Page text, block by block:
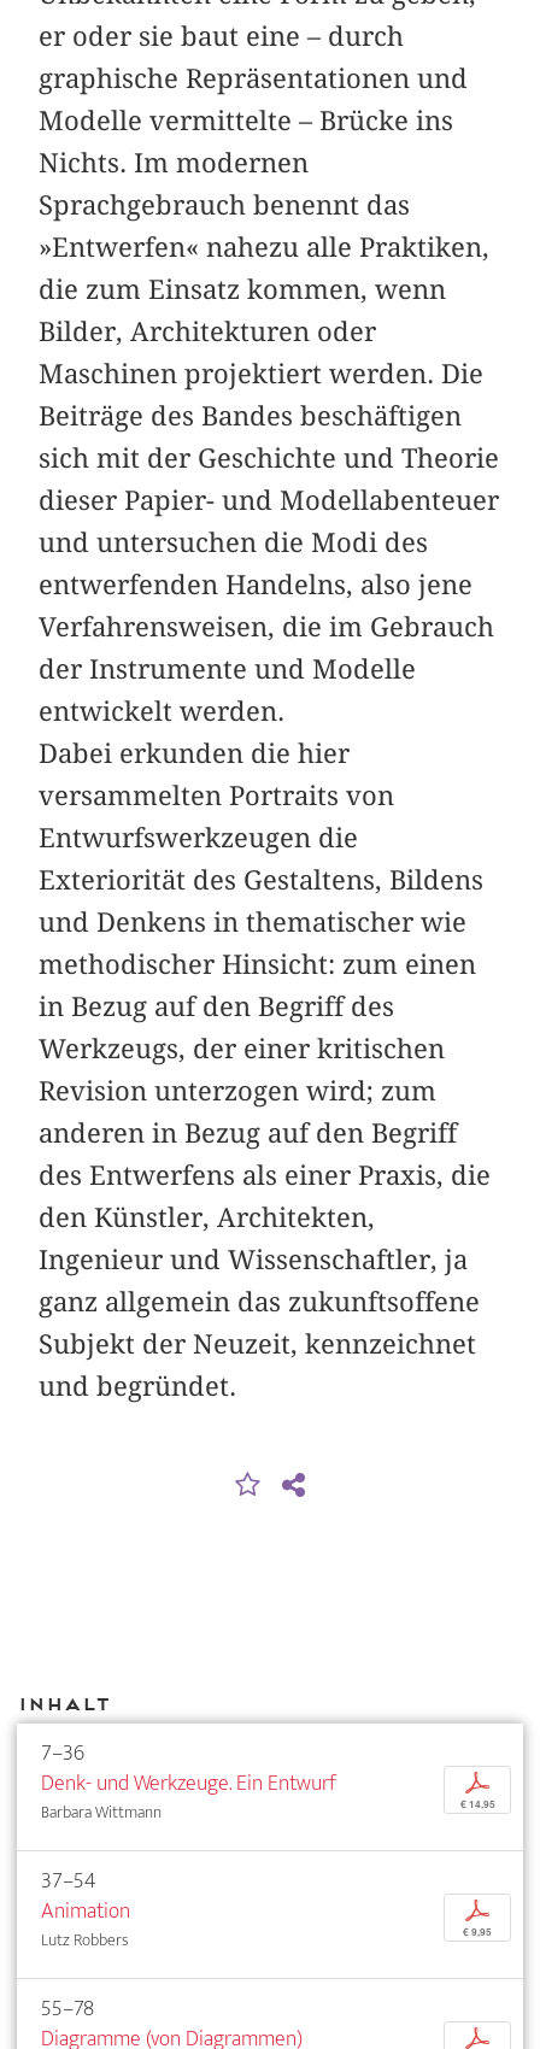
er oder sie baut eine – durch
graphische Repräsentationen und
Modelle vermittelte – Brücke ins
Nichts. Im modernen
Sprachgebrauch benennt das
»Entwerfen« nahezu alle Praktiken,
die zum Einsatz kommen, wenn
Bilder, Architekturen oder
Maschinen projektiert werden. Die
Beiträge des Bandes beschäftigen
sich mit der Geschichte und Theorie
dieser Papier- und Modellabenteuer
und untersuchen die Modi des
entwerfenden Handelns, also jene
Verfahrensweisen, die im Gebrauch
der Instrumente und Modelle
entwickelt werden.
Dabei erkunden die hier
versammelten Portraits von
Entwurfswerkzeugen die
Exteriorität des Gestaltens, Bildens
und Denkens in thematischer wie
methodischer Hinsicht: zum einen
in Bezug auf den Begriff des
Werkzeugs, der einer kritischen
Revision unterzogen wird; zum
anderen in Bezug auf den Begriff
des Entwerfens als einer Praxis, die
den Künstler, Architekten,
Ingenieur und Wissenschaftler, ja
ganz allgemein das zukunftsoffene
Subjekt der Neuzeit, kennzeichnet
und begründet.
Inhalt
7–36
Denk- und Werkzeuge. Ein Entwurf
Barbara Wittmann
p
€ 14,95
37–54
Animation
Lutz Robbers
p
€ 9,95
55–78
Diagramme (von Diagrammen)
p